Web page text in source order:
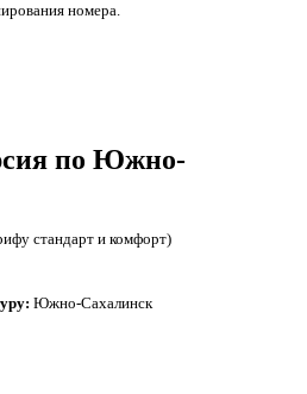
номера.
по Южно-
стандарт и комфорт)
Южно-Сахалинск